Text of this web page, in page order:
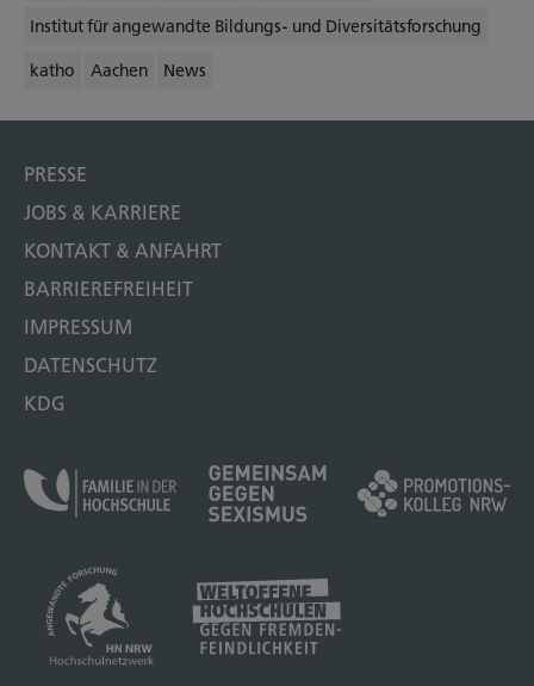
Institut für angewandte Bildungs- und Diversitätsforschung
katho Aachen News
PRESSE
JOBS & KARRIERE
KONTAKT & ANFAHRT
BARRIEREFREIHEIT
IMPRESSUM
DATENSCHUTZ
KDG